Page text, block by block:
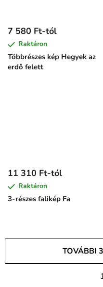
Többrészes kép Hegyek az
erdő felett
7 580 Ft-tól
Raktáron
3-részes falikép Fa
11 310 Ft-tól
Raktáron
TOVÁBBI